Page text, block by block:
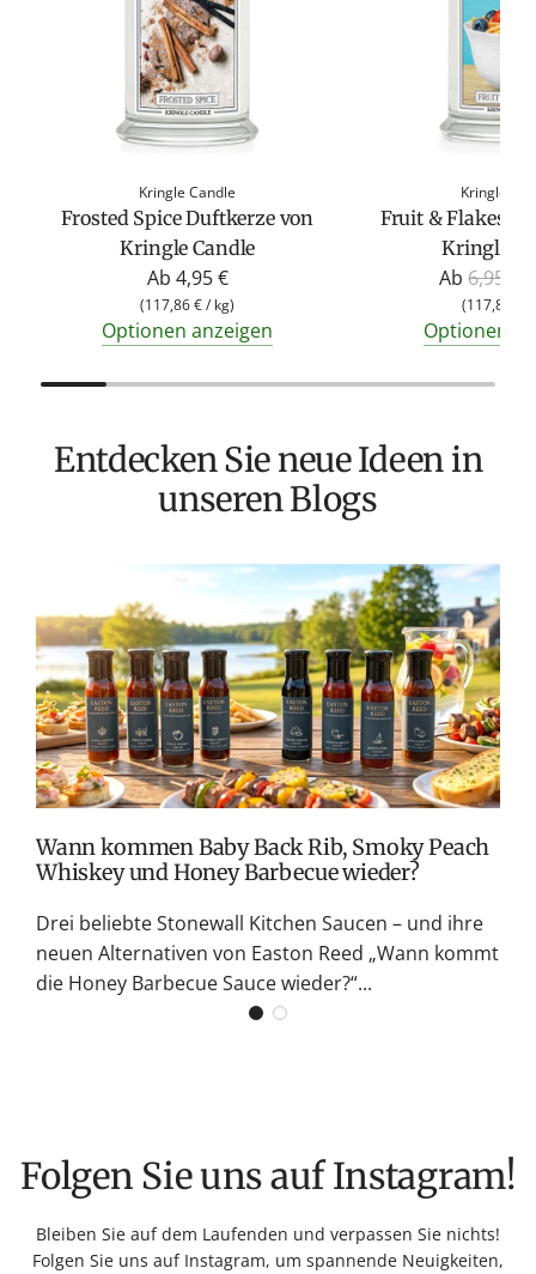
Kringle Candle
Frosted Spice Duftkerze von
Kringle Candle
Ab 4,95 €
(117,86 €/ kg)
Optionen anzeigen
Kringle
Fruit & Flakes
Kringle
Ab R
e
g
r
r
e
i
s
6,95 €
(117,86 €
Optionen
Entdecken Sie neue Ideen in
unseren Blogs
Wann kommen Baby Back Rib, Smoky Peach
Whiskey und Honey Barbecue wieder?
Drei beliebte Stonewall Kitchen Saucen – und ihre
neuen Alternativen von Easton Reed „Wann kommt
die Honey Barbecue Sauce wieder?“...
Folgen Sie uns auf Instagram!
Bleiben Sie auf dem Laufenden und verpassen Sie nichts!
Folgen Sie uns auf Instagram, um spannende Neuigkeiten,